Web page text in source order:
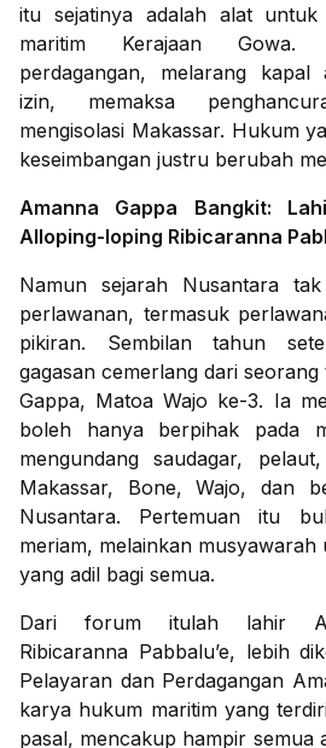
itu sejatinya adalah alat untuk
maritim Kerajaan Gowa.
perdagangan, melarang kapal
izin, memaksa
mengisolasi Makassar. Hukum
keseimbangan justru berubah
Amanna Gappa Bangkit:
Alloping-loping Ribicaranna
Namun sejarah Nusantara
perlawanan, termasuk
pikiran. Sembilan tahun
gagasan cemerlang dari
Gappa, Matoa Wajo ke-3. Ia
boleh hanya berpihak pada
mengundang saudagar,
Makassar, Bone, Wajo, dan
Nusantara. Pertemuan itu
meriam, melainkan
yang adil bagi semua.
Dari forum itulah lahir
Ribicaranna Pabbalu’e, lebih
Pelayaran dan Perdagangan
karya hukum maritim yang
pasal, mencakup hampir semua